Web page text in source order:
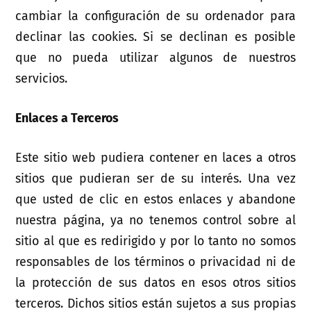
cambiar la configuración de su ordenador para
declinar las cookies. Si se declinan es posible
que no pueda utilizar algunos de nuestros
servicios.
Enlaces a Terceros
Este sitio web pudiera contener en laces a otros
sitios que pudieran ser de su interés. Una vez
que usted de clic en estos enlaces y abandone
nuestra página, ya no tenemos control sobre al
sitio al que es redirigido y por lo tanto no somos
responsables de los términos o privacidad ni de
la protección de sus datos en esos otros sitios
terceros. Dichos sitios están sujetos a sus propias